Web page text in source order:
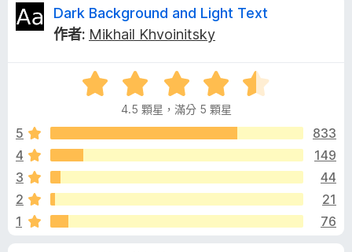
x
覽
器
附
加
件
D
k
B
a
Dark Background and Light Text
作者: Mikhail Khvoinitsky
評
價
.
分
滿
5
4.5 顆星，滿分 5 顆星
5
833
4
149
3
44
2
21
1
76